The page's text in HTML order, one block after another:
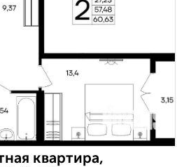
квартира,